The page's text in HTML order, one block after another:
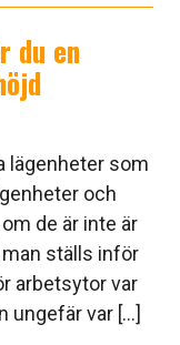
du en
lägenheter som
och
de är inte är
ställs inför
arbetsytor var
ungefär var [...]